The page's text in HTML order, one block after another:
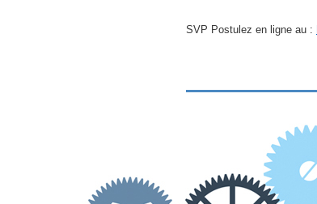
SVP Postulez en ligne au :